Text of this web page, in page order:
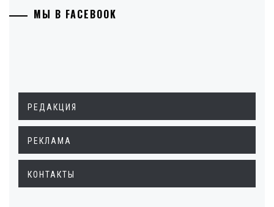
МЫ В FACEBOOK
РЕДАКЦИЯ
РЕКЛАМА
КОНТАКТЫ